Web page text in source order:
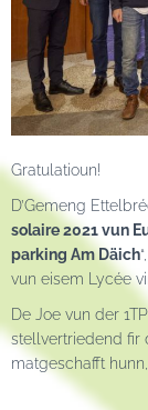
Gratulatioun!
D’Gemeng
solaire 2021 vun
parking Am Däich
vun eisem Lycée
De Joe vun der
stellvertriedend fir
matgeschafft